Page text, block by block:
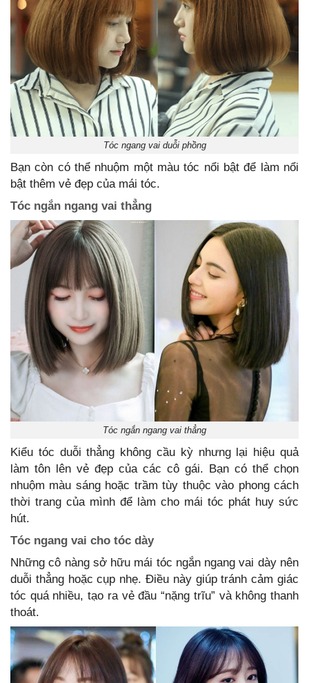
Tóc ngang vai duỗi phồng
Bạn còn có thể nhuộm một màu tóc nổi bật để làm nổi
bật thêm vẻ đẹp của mái tóc.
Tóc ngắn ngang vai thẳng
Tóc ngắn ngang vai thẳng
Kiểu tóc duỗi thẳng không cầu kỳ nhưng lại hiệu quả
làm tôn lên vẻ đẹp của các cô gái. Bạn có thể chọn
nhuộm màu sáng hoặc trầm tùy thuộc vào phong cách
thời trang của mình để làm cho mái tóc phát huy sức
hút.
Tóc ngang vai cho tóc dày
Những cô nàng sở hữu mái tóc ngắn ngang vai dày nên
duỗi thẳng hoặc cụp nhẹ. Điều này giúp tránh cảm giác
tóc quá nhiều, tạo ra vẻ đầu “nặng trĩu” và không thanh
thoát.